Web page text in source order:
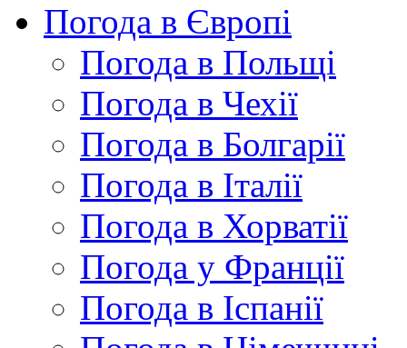
Погода в Європі
Погода в Польщі
Погода в Чехії
Погода в Болгарії
Погода в Італії
Погода в Хорватії
Погода у Франції
Погода в Іспанії